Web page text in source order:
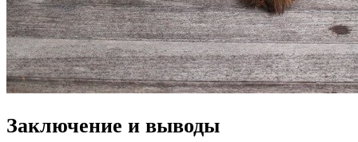
Заключение и выводы